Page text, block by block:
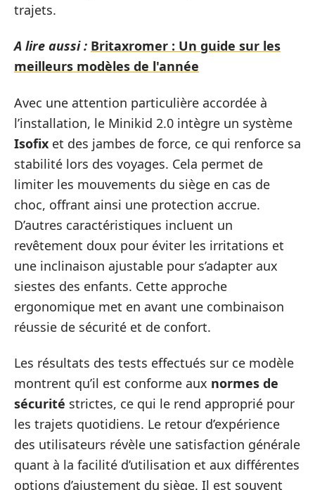
trajets.
A lire aussi : Britaxromer : Un guide sur les
meilleurs modèles de l'année
Avec une attention particulière accordée à
l’installation, le Minikid 2.0 intègre un système
Isofix et des jambes de force, ce qui renforce sa
stabilité lors des voyages. Cela permet de
limiter les mouvements du siège en cas de
choc, offrant ainsi une protection accrue.
D’autres caractéristiques incluent un
revêtement doux pour éviter les irritations et
une inclinaison ajustable pour s’adapter aux
siestes des enfants. Cette approche
ergonomique met en avant une combinaison
réussie de sécurité et de confort.
Les résultats des tests effectués sur ce modèle
montrent qu’il est conforme aux normes de
sécurité strictes, ce qui le rend approprié pour
les trajets quotidiens. Le retour d’expérience
des utilisateurs révèle une satisfaction générale
quant à la facilité d’utilisation et aux différentes
options d’ajustement du siège. Il est souvent